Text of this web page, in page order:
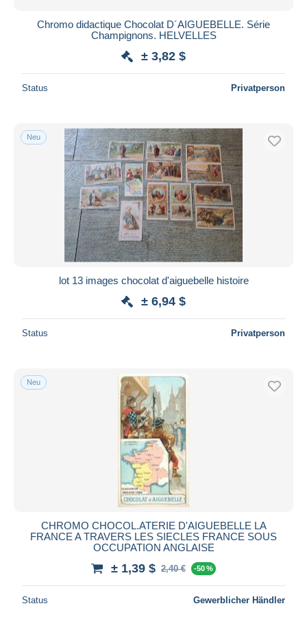
Chromo didactique Chocolat D´AIGUEBELLE. Série
Champignons. HELVELLES
± 3,82 $
Status Privatperson
Neu
lot 13 images chocolat d'aiguebelle histoire
± 6,94 $
Status Privatperson
Neu
CHROMO CHOCOL.ATERIE D'AIGUEBELLE LA
FRANCE A TRAVERS LES SIECLES FRANCE SOUS
OCCUPATION ANGLAISE
± 1,39 $ 2,40 € -50 %
Status Gewerblicher Händler